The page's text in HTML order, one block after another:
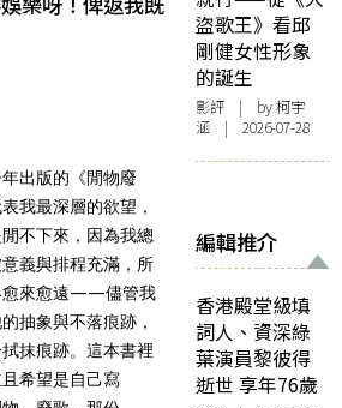
出版的《閒物廢
我最深層的欲望，
不下來，因為我總
義與排程充滿，所
愈來愈遠——儘管我
抽象與不落痕跡，
抹痕跡。這本書裡
希望是自己寫
盜歌王》看邱
剛健女性形象
的誕生
影評 | by 柯宇
涵 | 2026-07-28
編輯推介
香港殿堂級填
詞人、資深綠
葉演員黎彼得
逝世 享年76歲